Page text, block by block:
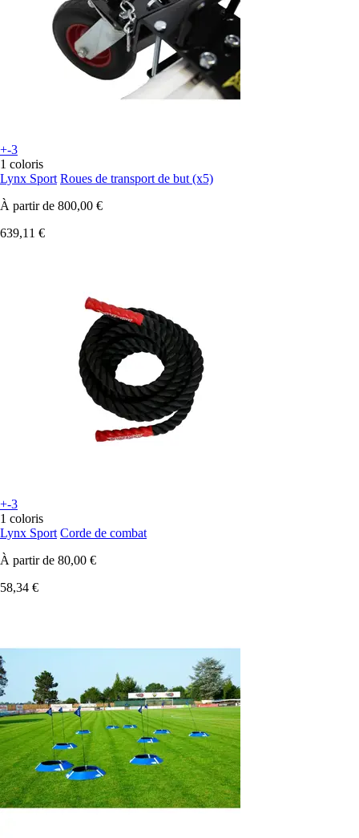
+-3
1 coloris
Lynx Sport Roues de transport de but (x5)
À partir de 800,00 €
639,11 €
+-3
1 coloris
Lynx Sport Corde de combat
À partir de 80,00 €
58,34 €